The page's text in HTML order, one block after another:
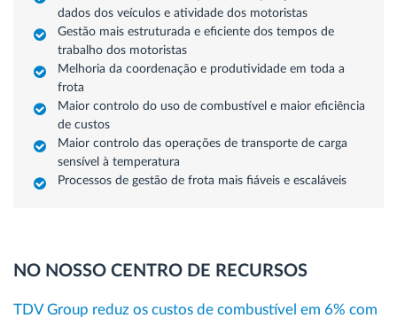
dados dos veículos e atividade dos motoristas
Gestão mais estruturada e eficiente dos tempos de
trabalho dos motoristas
Melhoria da coordenação e produtividade em toda a
frota
Maior controlo do uso de combustível e maior eficiência
de custos
Maior controlo das operações de transporte de carga
sensível à temperatura
Processos de gestão de frota mais fiáveis e escaláveis
NO NOSSO CENTRO DE RECURSOS
TDV Group reduz os custos de combustível em 6% com